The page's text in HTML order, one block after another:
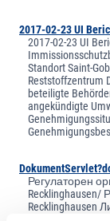
2017-02-23 UI
2017-02-23 UI
Standort Saint-
Reststoffzentrum
beteiligte
angekündigte
Регулаторен
Recklinghausen/
Recklinghausen